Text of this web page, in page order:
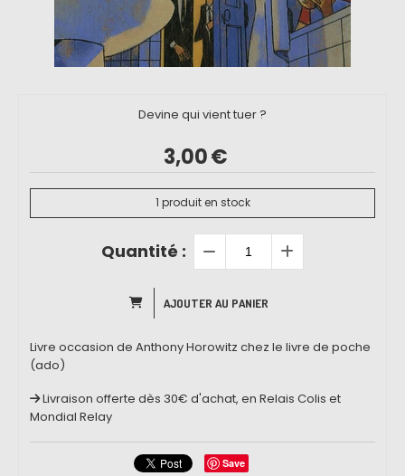
Devine qui vient tuer ?
3,00€
1 produit en stock
Quantité :
AJOUTER AU PANIER
Livre occasion de Anthony Horowitz chez le livre de poche
(ado)
Livraison offerte dès 30€ d'achat, en Relais Colis et
Mondial Relay
Save